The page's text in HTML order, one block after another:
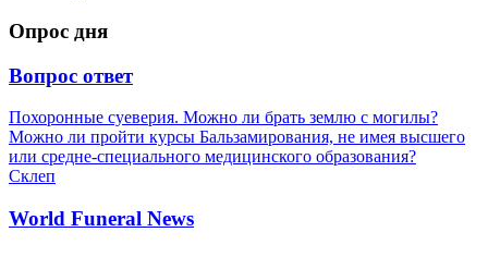
Опрос дня
Вопрос ответ
Похоронные суеверия. Можно ли брать землю с могилы?
Можно ли пройти курсы Бальзамирования, не имея высшего
или средне-специального медицинского образования?
Склеп
World Funeral News